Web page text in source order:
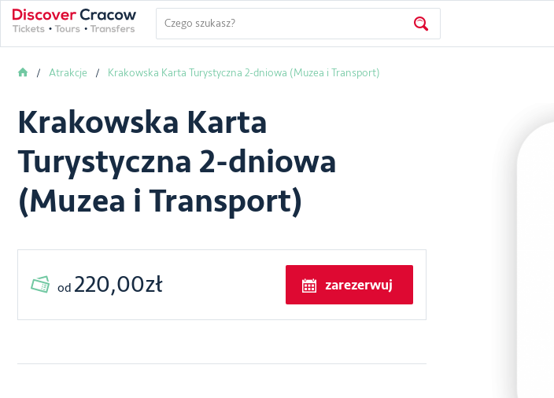
Atrakcje Krakowska Karta Turystyczna 2-dniowa (Muzea i Transport)
Krakowska Karta
Turystyczna 2-dniowa
(Muzea i Transport)
od 220,00zł zarezerwuj